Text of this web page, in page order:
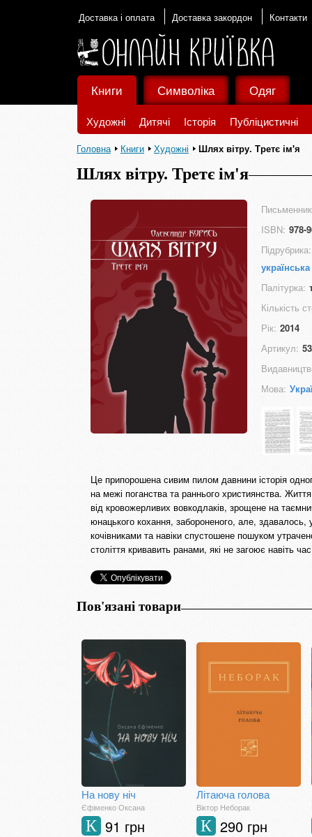
Доставка і оплата Доставка закордон Контакти
Книги
Художні Дитячі Історія Публіцистичні
Символіка Одяг
Головна Книги Художні Шлях вітру. Третє ім'я
Шлях вітру. Третє ім'я
ISBN: 978-
Підрубрика:
українська
Палітурка:
Кількість
Рік: 2014
Артикул:
Мова:
Це припорошена сивим пилом давнини історія
на межі поганства та раннього християнства.
від кровожерливих вовкодлаків, зрощене на
юнацького кохання, забороненого, але, здавалось,
кочівниками та навіки спустошене пошуком
століття кривавить ранами, які не загоює навіть
Пов'язані товари
На нову ніч
Єфіменко Оксана
91 грн
К
Літаюча голова
Віктор Неборак
290 грн
К